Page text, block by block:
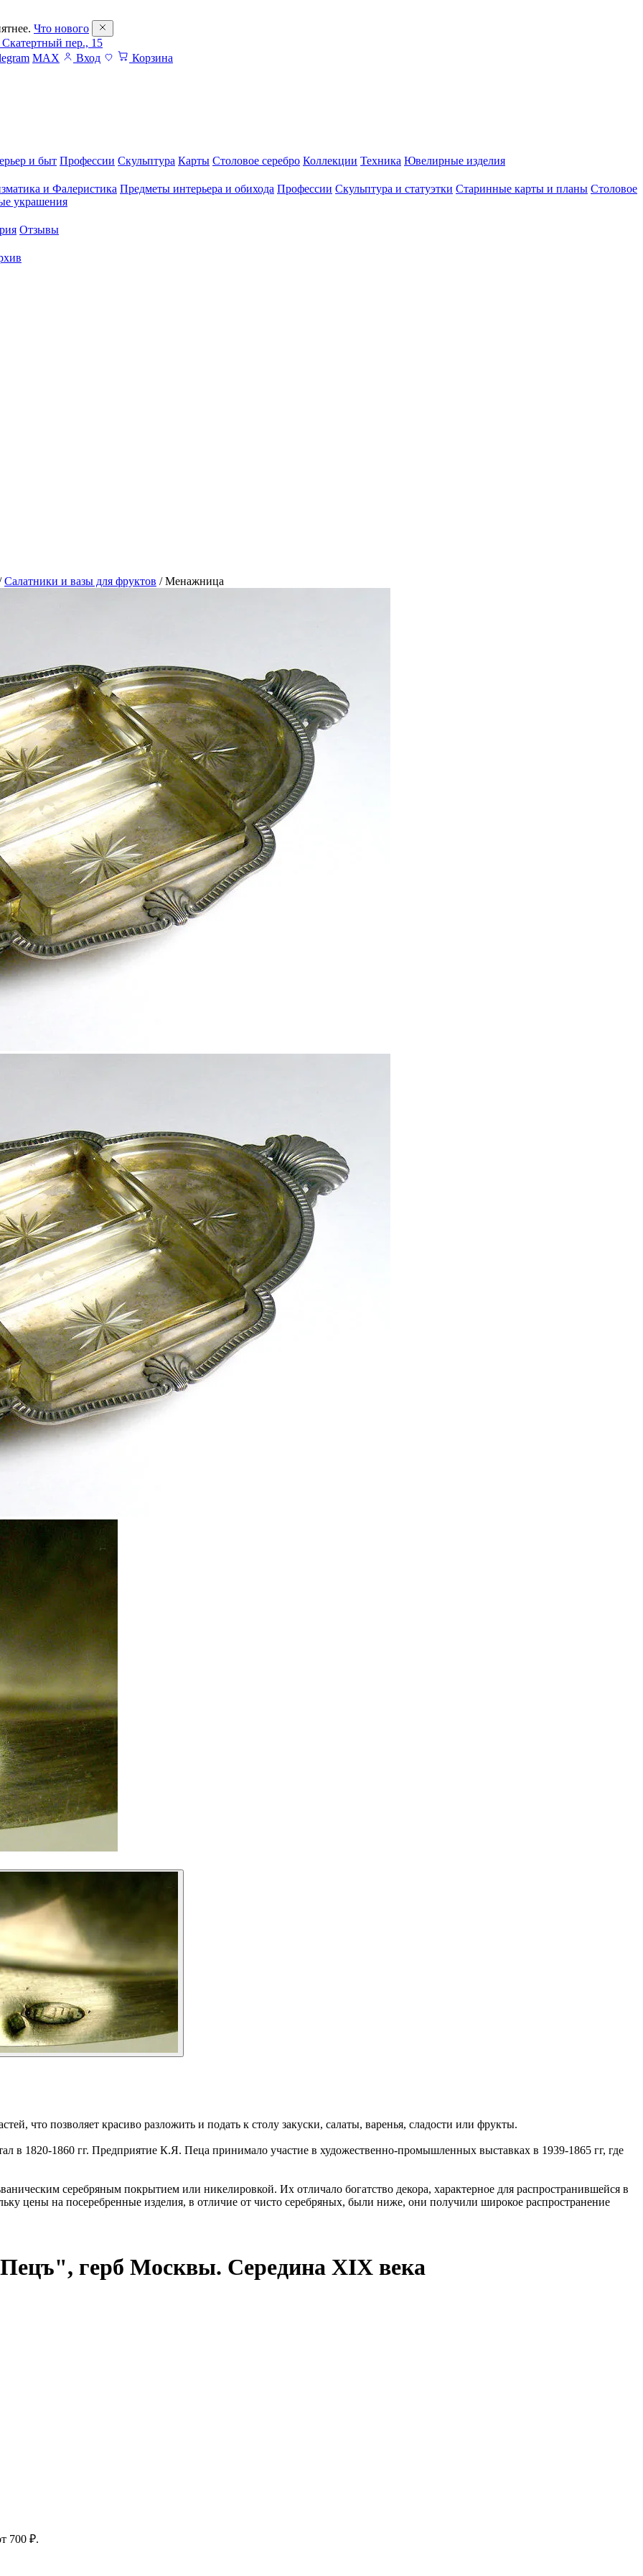
Что нового
пер., 15
MAX Вход Корзина
и быт Профессии Скульптура Карты Столовое серебро Коллекции Техника Ювелирные изделия
и Фалеристика Предметы интерьера и обихода Профессии Скульптура и статуэтки Старинные карты и планы Столовое
украшения
Отзывы
Салатники и вазы для фруктов / Менажница
что позволяет красиво разложить и подать к столу закуски, салаты, варенья, сладости или фрукты.
в 1820-1860 гг. Предприятие К.Я. Пеца принимало участие в художественно-промышленных выставках в 1939-1865 гг, где
серебряным покрытием или никелировкой. Их отличало богатство декора, характерное для распространившейся в
цены на посеребренные изделия, в отличие от чисто серебряных, были ниже, они получили широкое распространение
герб Москвы. Середина ХIХ века
700 ₽.